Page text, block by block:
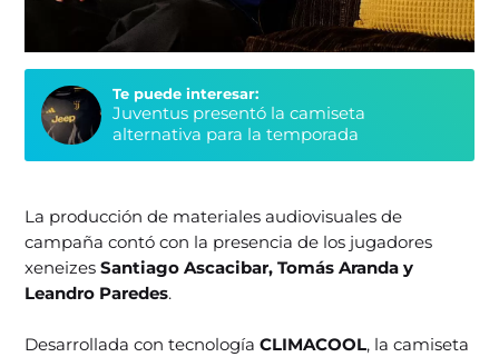
Te puede interesar:
Juventus presentó la camiseta
alternativa para la temporada
La producción de materiales audiovisuales de
campaña contó con la presencia de los jugadores
xeneizesSantiago Ascacibar, Tomás Aranda y
Leandro Paredes.
Desarrollada con tecnologíaCLIMACOOL, la camiseta